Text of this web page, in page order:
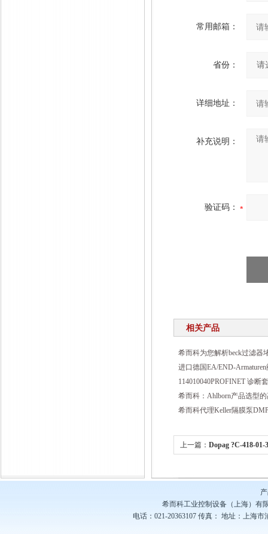
常用邮箱：
省份：
详细地址：
补充说明：
验证码：
相关产品
希而科为您解析beck过滤器
进口德国EA/END-
114010040PROFINET 诊断
希而科：Ahlborn产品选型
希而科代理Keller隔膜泵
上一篇：Dopag ?C-418-
希而科工业控制设备（上海）有
电话：021-20363107 传真： 地址：上海市